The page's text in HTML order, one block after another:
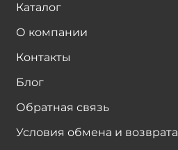
Каталог
О компании
Контакты
Блог
Обратная связь
Условия обмена и возврата